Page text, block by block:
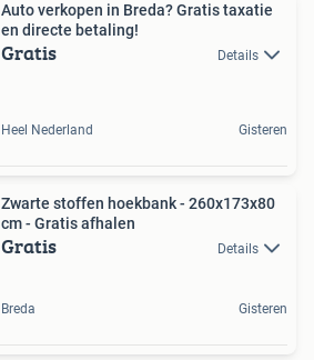
Auto verkopen in Breda? Gratis taxatie
en directe betaling!
Gratis Details
Heel Nederland Gisteren
Zwarte stoffen hoekbank - 260x173x80
cm - Gratis afhalen
Gratis Details
Breda Gisteren